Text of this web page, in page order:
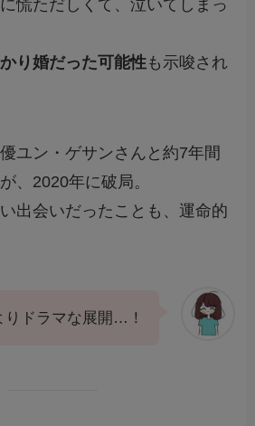
慌ただしくて、泣いてしまっ
り婚だった可能性も示唆され
ユン・ゲサンさんと約7年間
、2020年に破局。
出会いだったことも、運命的
りドラマな展開…！